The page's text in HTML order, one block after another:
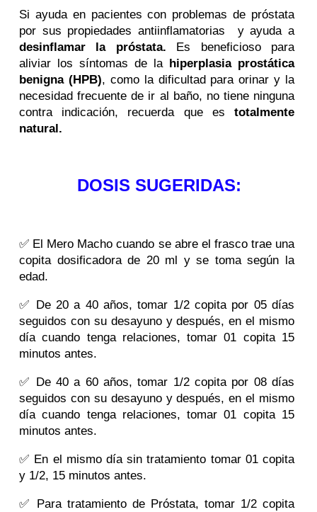
Si ayuda en pacientes con problemas de próstata
por sus propiedades antiinflamatorias y ayuda a
desinflamar la próstata.
Es beneficioso para
aliviar los síntomas de la hiperplasia prostática
benigna (HPB), como la dificultad para orinar y la
necesidad frecuente de ir al baño, no tiene ninguna
contra indicación, recuerda que es totalmente
natural.
DOSIS SUGERIDAS:
✅ El Mero Macho cuando se abre el frasco trae una
copita dosificadora de 20 ml y se toma según la
edad.
✅ De 20 a 40 años, tomar 1/2 copita por 05 días
seguidos con su desayuno y después, en el mismo
día cuando tenga relaciones, tomar 01 copita 15
minutos antes.
✅ De 40 a 60 años, tomar 1/2 copita por 08 días
seguidos con su desayuno y después, en el mismo
día cuando tenga relaciones, tomar 01 copita 15
minutos antes.
✅ En el mismo día sin tratamiento tomar 01 copita
y 1/2, 15 minutos antes.
✅ Para tratamiento de Próstata, tomar 1/2 copita